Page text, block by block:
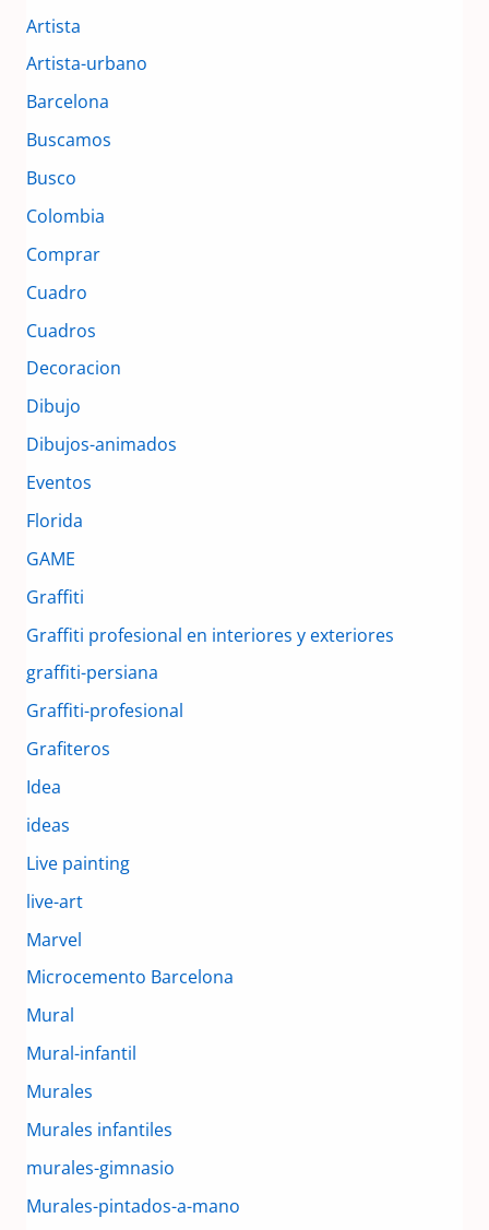
Artista
Artista-urbano
Barcelona
Buscamos
Busco
Colombia
Comprar
Cuadro
Cuadros
Decoracion
Dibujo
Dibujos-animados
Eventos
Florida
GAME
Graffiti
Graffiti profesional en interiores y exteriores
graffiti-persiana
Graffiti-profesional
Grafiteros
Idea
ideas
Live painting
live-art
Marvel
Microcemento Barcelona
Mural
Mural-infantil
Murales
Murales infantiles
murales-gimnasio
Murales-pintados-a-mano